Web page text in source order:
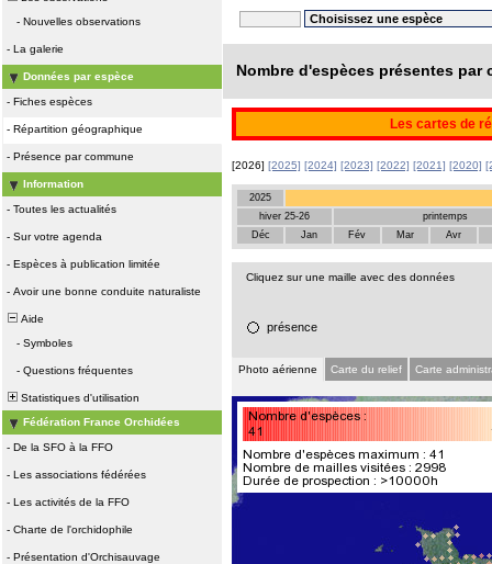
- Nouvelles observations
- La galerie
Données par espèce
- Fiches espèces
- Répartition géographique
- Présence par commune
Information
- Toutes les actualités
- Sur votre agenda
- Espèces à publication limitée
- Avoir une bonne conduite naturaliste
Aide
- Symboles
- Questions fréquentes
Statistiques d'utilisation
Fédération France Orchidées
- De la SFO à la FFO
- Les associations fédérées
- Les activités de la FFO
- Charte de l'orchidophile
- Présentation d'Orchisauvage
Nombre d'espèces présentes par
Les cartes de
[2026] [2025] [2024] [2023] [2022] [2021] [2020]
2025
hiver 25-26
printemps
Déc
Jan Fév Mar Avr
Cliquez sur une maille avec des données
présence
Photo aérienne Carte du relief Carte